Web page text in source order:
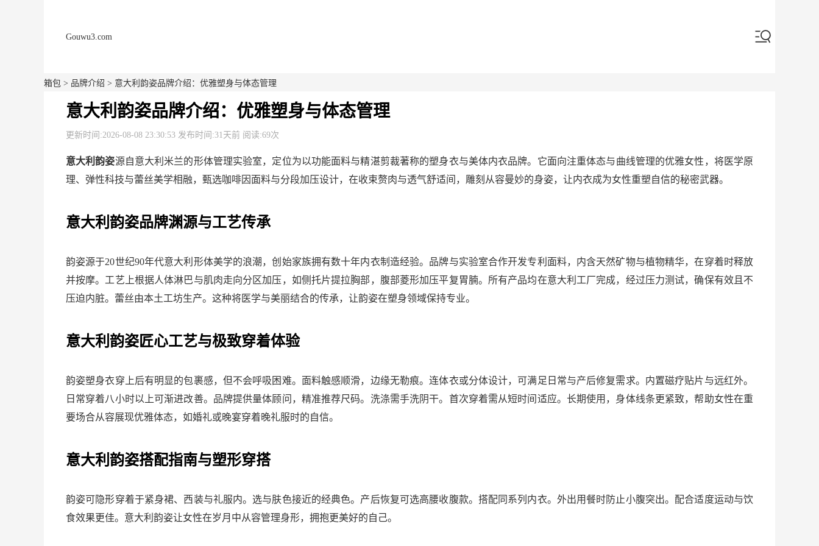
Gouwu3.com
箱包 > 品牌介绍 > 意大利韵姿品牌介绍：优雅塑身与体态管理
意大利韵姿品牌介绍：优雅塑身与体态管理
更新时间:2026-08-08 23:30:53 发布时间:31天前 阅读:69次
意大利韵姿源自意大利米兰的形体管理实验室，定位为以功能面料与精湛剪裁著称的塑身衣与美体内衣品牌。它面向注重体态与曲线管理的优雅女性，将医学原
理、弹性科技与蕾丝美学相融，甄选咖啡因面料与分段加压设计，在收束赘肉与透气舒适间，雕刻从容曼妙的身姿，让内衣成为女性重塑自信的秘密武器。
意大利韵姿品牌渊源与工艺传承
韵姿源于20世纪90年代意大利形体美学的浪潮，创始家族拥有数十年内衣制造经验。品牌与实验室合作开发专利面料，内含天然矿物与植物精华，在穿着时释放
并按摩。工艺上根据人体淋巴与肌肉走向分区加压，如侧托片提拉胸部，腹部菱形加压平复胃腩。所有产品均在意大利工厂完成，经过压力测试，确保有效且不
压迫内脏。蕾丝由本土工坊生产。这种将医学与美丽结合的传承，让韵姿在塑身领域保持专业。
意大利韵姿匠心工艺与极致穿着体验
韵姿塑身衣穿上后有明显的包裹感，但不会呼吸困难。面料触感顺滑，边缘无勒痕。连体衣或分体设计，可满足日常与产后修复需求。内置磁疗贴片与远红外。
日常穿着八小时以上可渐进改善。品牌提供量体顾问，精准推荐尺码。洗涤需手洗阴干。首次穿着需从短时间适应。长期使用，身体线条更紧致，帮助女性在重
要场合从容展现优雅体态，如婚礼或晚宴穿着晚礼服时的自信。
意大利韵姿搭配指南与塑形穿搭
韵姿可隐形穿着于紧身裙、西装与礼服内。选与肤色接近的经典色。产后恢复可选高腰收腹款。搭配同系列内衣。外出用餐时防止小腹突出。配合适度运动与饮
食效果更佳。意大利韵姿让女性在岁月中从容管理身形，拥抱更美好的自己。